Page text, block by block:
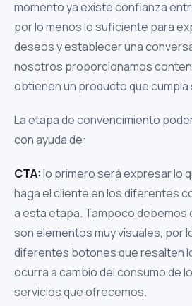
momento ya existe confianza
por lo menos lo suficiente para
deseos y establecer una
nosotros proporcionamos
obtienen un producto que
La etapa de convencimiento
con ayuda de:
CTA:lo primero será expresar lo
haga el cliente en los diferentes
a esta etapa. Tampoco debemos
son elementos muy visuales, por
diferentes botones que resalten
ocurra a cambio del consumo de
servicios que ofrecemos.